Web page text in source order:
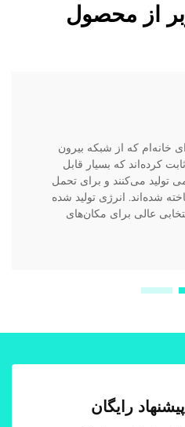
از محصول
خانه‌ام که از شبکه بیرون
کرده‌اند که بسیار قابل
تولید می‌کنند و برای تحمل
شده‌اند. انرژی تولید شده
عالی برای مکان‌های
رایگان